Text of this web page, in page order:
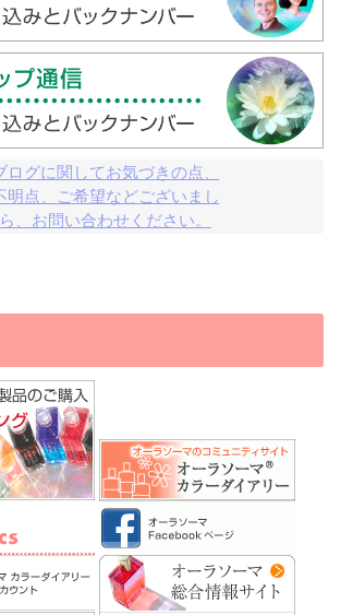
ログに関してお気づきの点、
明点、ご希望などございまし
、お問い合わせください。